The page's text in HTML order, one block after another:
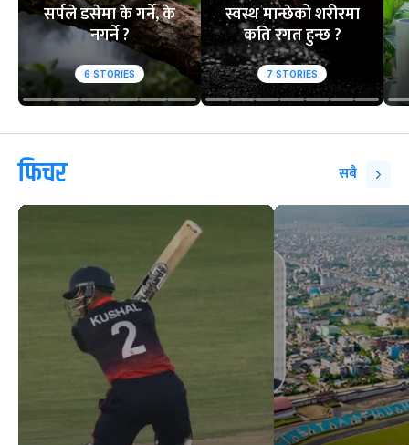
सर्पले डसेमा के गर्ने, के
नगर्ने ?
6 STORIES
स्वस्थ मान्छेको शरीरमा
कति रगत हुन्छ ?
7 STORIES
फिचर सबै